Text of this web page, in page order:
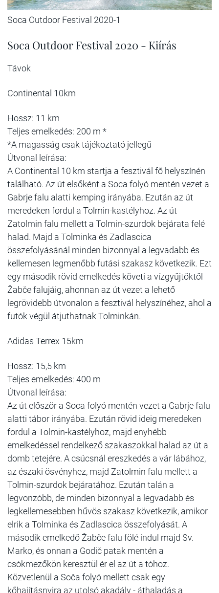
Soca Outdoor Festival 2020-1
Soca Outdoor Festival 2020 - Kiírás
Távok
Continental 10km
Hossz: 11 km
Teljes emelkedés: 200 m *
*A magasság csak tájékoztató jellegű
Útvonal leírása:
A Continental 10 km startja a fesztivál fõ helyszínén
található. Az út elsőként a Soca folyó mentén vezet a
Gabrje falu alatti kemping irányába. Ezután az út
meredeken fordul a Tolmin-kastélyhoz. Az út
Zatolmin falu mellett a Tolmin-szurdok bejárata felé
halad. Majd a Tolminka és Zadlascica
összefolyásánál minden bizonnyal a legvadabb és
kellemesen legmenőbb futási szakasz következik. Ezt
egy második rövid emelkedés követi a vízgyűjtőktől
Žabče falujáig, ahonnan az út vezet a lehető
legrövidebb útvonalon a fesztivál helyszínéhez, ahol a
futók végül átjuthatnak Tolminkán.
Adidas Terrex 15km
Hossz: 15,5 km
Teljes emelkedés: 400 m
Útvonal leírása:
Az út először a Soca folyó mentén vezet a Gabrje falu
alatti tábor irányába. Ezután rövid ideig meredeken
fordul a Tolmin-kastélyhoz, majd enyhébb
emelkedéssel rendelkező szakaszokkal halad az út a
domb tetejére. A csúcsnál ereszkedés a vár lábához,
az északi ösvényhez, majd Zatolmin falu mellett a
Tolmin-szurdok bejáratához. Ezután talán a
legvonzóbb, de minden bizonnyal a legvadabb és
legkellemesebben hűvös szakasz következik, amikor
elrik a Tolminka és Zadlascica összefolyását. A
második emelkedő Žabče falu fölé indul majd Sv.
Marko, és onnan a Godič patak mentén a
csókmezőkön keresztül ér el az út a tóhoz.
Közvetlenül a Soča folyó mellett csak egy
kőhajításnyira az utolsó akadály - áthaladás a